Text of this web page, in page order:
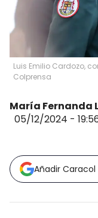
Luis Emilio Cardozo,
Colprensa
María Fernanda
05/12/2024 -
Añadir Caracol